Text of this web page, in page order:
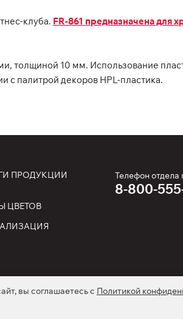
клуба. FR-861 предназначена для
толщиной 10 мм. Использование
с палитрой декоров HPL-пластика.
ПРОДУКЦИИ
ЦВЕТОВ
Телефон отдела
8-800-
вы соглашаетесь с Политикой